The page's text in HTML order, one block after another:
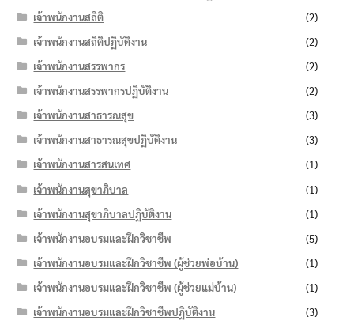
เจ้าพนักงานสถิติ
(2)
เจ้าพนักงานสถิติปฏิบัติงาน
(2)
เจ้าพนักงานสรรพากร
(2)
เจ้าพนักงานสรรพากรปฏิบัติงาน
(2)
เจ้าพนักงานสาธารณสุข
(3)
เจ้าพนักงานสาธารณสุขปฏิบัติงาน
(3)
เจ้าพนักงานสารสนเทศ
(1)
เจ้าพนักงานสุขาภิบาล
(1)
เจ้าพนักงานสุขาภิบาลปฏิบัติงาน
(1)
เจ้าพนักงานอบรมและฝึกวิชาชีพ
(5)
เจ้าพนักงานอบรมและฝึกวิชาชีพ (ผู้ช่วยพ่อบ้าน)
(1)
เจ้าพนักงานอบรมและฝึกวิชาชีพ (ผู้ช่วยแม่บ้าน)
(1)
เจ้าพนักงานอบรมและฝึกวิชาชีพปฏิบัติงาน
(3)